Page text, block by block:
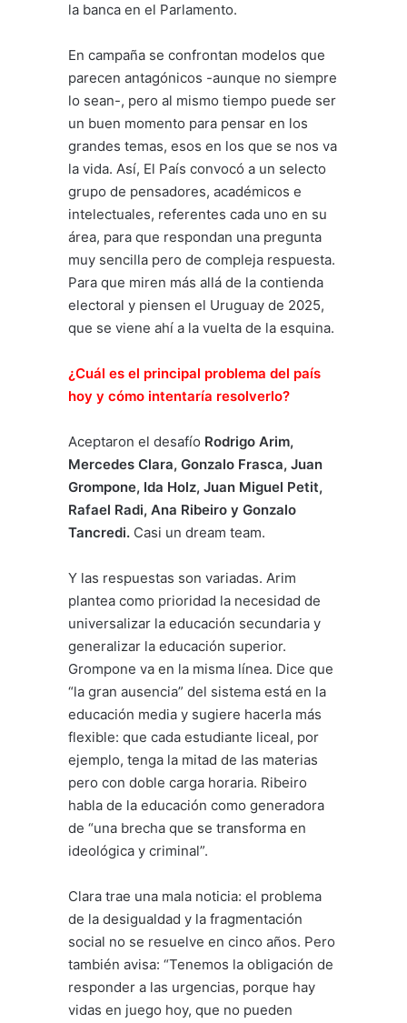
la banca en el Parlamento.
En campaña se confrontan modelos que
parecen antagónicos -aunque no siempre
lo sean-, pero al mismo tiempo puede ser
un buen momento para pensar en los
grandes temas, esos en los que se nos va
la vida. Así, El País convocó a un selecto
grupo de pensadores, académicos e
intelectuales, referentes cada uno en su
área, para que respondan una pregunta
muy sencilla pero de compleja respuesta.
Para que miren más allá de la contienda
electoral y piensen el Uruguay de 2025,
que se viene ahí a la vuelta de la esquina.
¿Cuál es el principal problema del país
hoy y cómo intentaría resolverlo?
Aceptaron el desafío Rodrigo Arim,
Mercedes Clara, Gonzalo Frasca, Juan
Grompone, Ida Holz, Juan Miguel Petit,
Rafael Radi, Ana Ribeiro y Gonzalo
Tancredi. Casi un dream team.
Y las respuestas son variadas. Arim
plantea como prioridad la necesidad de
universalizar la educación secundaria y
generalizar la educación superior.
Grompone va en la misma línea. Dice que
“la gran ausencia” del sistema está en la
educación media y sugiere hacerla más
flexible: que cada estudiante liceal, por
ejemplo, tenga la mitad de las materias
pero con doble carga horaria. Ribeiro
habla de la educación como generadora
de “una brecha que se transforma en
ideológica y criminal”.
Clara trae una mala noticia: el problema
de la desigualdad y la fragmentación
social no se resuelve en cinco años. Pero
también avisa: “Tenemos la obligación de
responder a las urgencias, porque hay
vidas en juego hoy, que no pueden